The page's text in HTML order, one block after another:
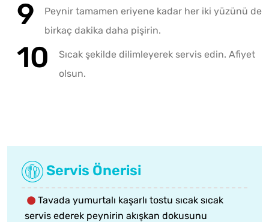
Peynir tamamen eriyene kadar her iki yüzünü de
birkaç dakika daha pişirin.
Sıcak şekilde dilimleyerek servis edin. Afiyet
olsun.
Servis Önerisi
Tavada yumurtalı kaşarlı tostu sıcak sıcak
servis ederek peynirin akışkan dokusunu